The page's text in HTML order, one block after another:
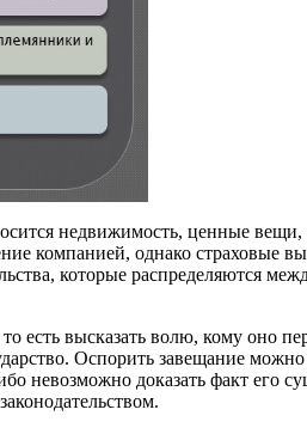
недвижимость, ценные
компанией, однако страховые
которые распределяются
высказать волю, кому оно
Оспорить завещание можно
невозможно доказать факт его